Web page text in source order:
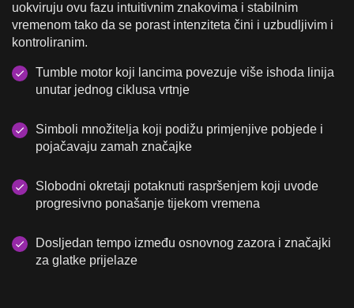
uokviruju ovu fazu intuitivnim znakovima i stabilnim
vremenom tako da se porast intenziteta čini i uzbudljivim i
kontroliranim.
Tumble motor koji lancima povezuje više ishoda linija
unutar jednog ciklusa vrtnje
Simboli množitelja koji podižu primjenjive pobjede i
pojačavaju zamah značajke
Slobodni okretaji potaknuti raspršenjem koji uvode
progresivno ponašanje tijekom vremena
Dosljedan tempo između osnovnog zazora i značajki
za glatke prijelaze